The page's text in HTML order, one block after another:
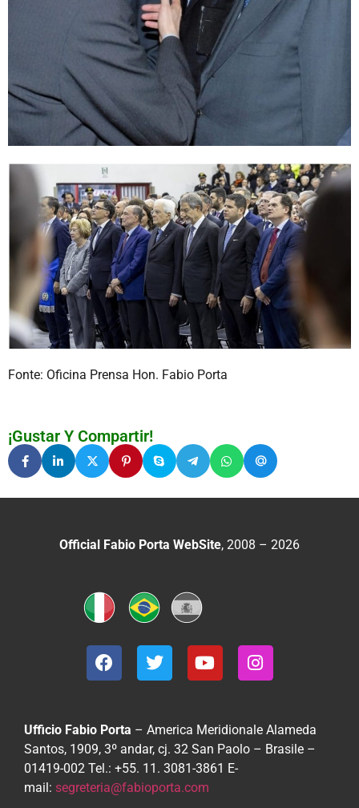
Fonte: Oficina Prensa Hon. Fabio Porta
¡Gustar Y Compartir!
Official Fabio Porta WebSite, 2008 – 2026
Ufficio Fabio Porta – America Meridionale Alameda
Santos, 1909, 3º andar, cj. 32 San Paolo – Brasile –
01419-002 Tel.: +55. 11. 3081-3861 E-
mail: segreteria@fabioporta.com